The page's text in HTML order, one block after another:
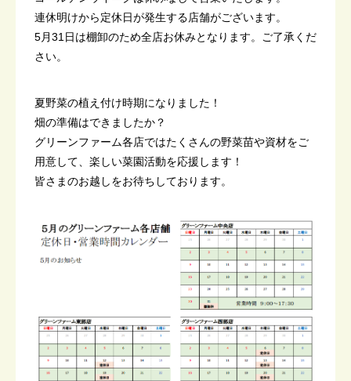
連休明けから定休日が発生する店舗がございます。
5月31日は棚卸のため全店お休みとなります。ご了承くだ
さい。
夏野菜の植え付け時期になりました！
畑の準備はできましたか？
グリーンファーム各店ではたくさんの野菜苗や資材をご
用意して、楽しい菜園活動を応援します！
皆さまのお越しをお待ちしております。